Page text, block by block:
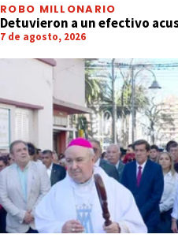
ROBO MILLONARIO
Detuvieron a un efectivo
7 de agosto, 2026